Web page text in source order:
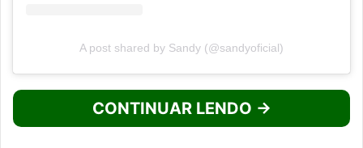
A post shared by Sandy (@sandyoficial)
CONTINUAR LENDO →